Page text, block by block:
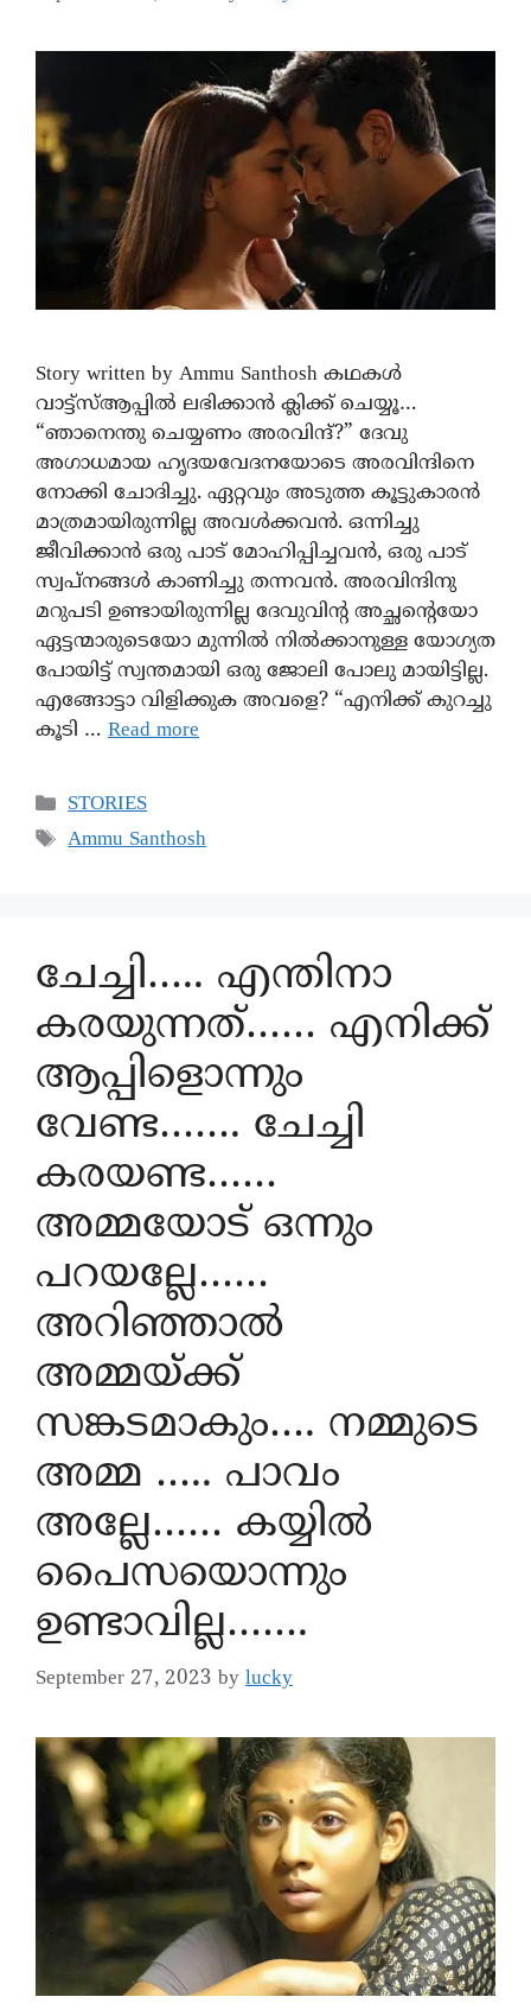
Story written by Ammu Santhosh കഥകൾ
വാട്ട്സ്ആപ്പിൽ ലഭിക്കാൻ ക്ലിക്ക് ചെയ്യൂ…
“ഞാനെന്തു ചെയ്യണം അരവിന്ദ്?” ദേവു
അഗാധമായ ഹൃദയവേദനയോടെ അരവിന്ദിനെ
നോക്കി ചോദിച്ചു. ഏറ്റവും അടുത്ത കൂട്ടുകാരൻ
മാത്രമായിരുന്നില്ല അവൾക്കവൻ. ഒന്നിച്ചു
ജീവിക്കാൻ ഒരു പാട് മോഹിപ്പിച്ചവൻ, ഒരു പാട്
സ്വപ്‌നങ്ങൾ കാണിച്ചു തന്നവൻ. അരവിന്ദിനു
മറുപടി ഉണ്ടായിരുന്നില്ല ദേവുവിന്റ അച്ഛന്റെയോ
ഏട്ടന്മാരുടെയോ മുന്നിൽ നിൽക്കാനുള്ള യോഗ്യത
പോയിട്ട് സ്വന്തമായി ഒരു ജോലി പോലു മായിട്ടില്ല.
എങ്ങോട്ടാ വിളിക്കുക അവളെ? “എനിക്ക് കുറച്ചു
കൂടി … Read more
STORIES
Ammu Santhosh
ചേച്ചി….. എന്തിനാ
കരയുന്നത്…… എനിക്ക്
ആപ്പിളൊന്നും
വേണ്ട……. ചേച്ചി
കരയണ്ട……
അമ്മയോട് ഒന്നും
പറയല്ലേ……
അറിഞ്ഞാൽ
അമ്മയ്ക്ക്
സങ്കടമാകും…. നമ്മുടെ
അമ്മ ….. പാവം
അല്ലേ…… കയ്യിൽ
പൈസയൊന്നും
ഉണ്ടാവില്ല…….
September 27, 2023 by lucky